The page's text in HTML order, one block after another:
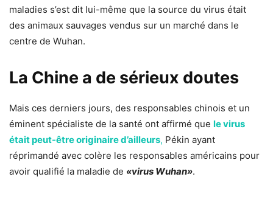
maladies s’est dit lui-même que la source du virus était
des animaux sauvages vendus sur un marché dans le
centre de Wuhan.
La Chine a de sérieux doutes
Mais ces derniers jours, des responsables chinois et un
éminent spécialiste de la santé ont affirmé que le virus
était peut-être originaire d’ailleurs, Pékin ayant
réprimandé avec colère les responsables américains pour
avoir qualifié la maladie de «virus Wuhan».